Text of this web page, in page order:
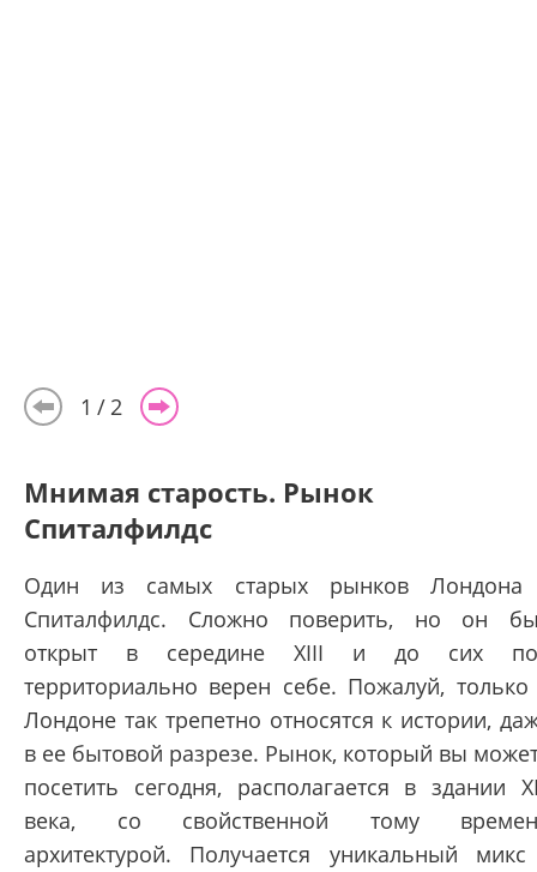
1 2
Мнимая старость. Рынок
Спиталфилдс
Один из самых старых рынков
Спиталфилдс. Сложно поверить, но он
открыт в середине XIII и до сих
территориально верен себе. Пожалуй, только
Лондоне так трепетно относятся к истории,
в ее бытовой разрезе. Рынок, который вы
посетить сегодня, располагается в здании
века, со свойственной тому
архитектурой. Получается уникальный